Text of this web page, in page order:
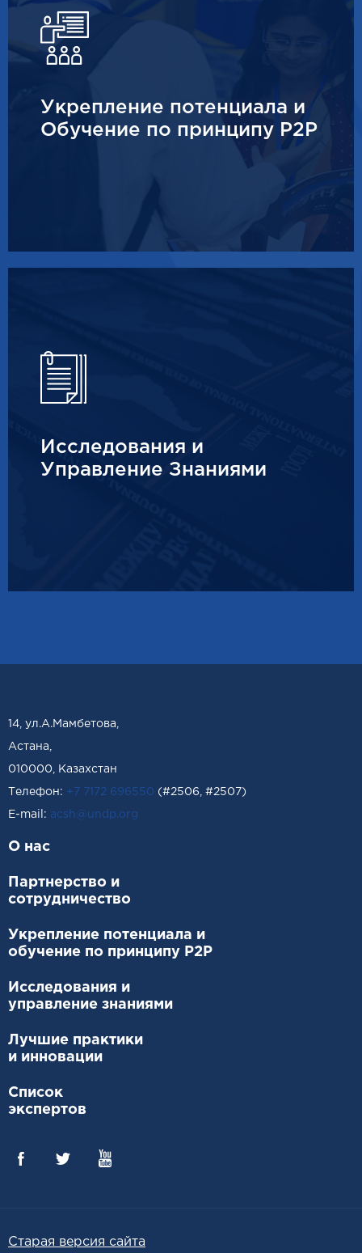
Укрепление потенциала и
Обучение по принципу P2P
Исследования и
Управление Знаниями
14, ул.А.Мамбетова,
Астана,
010000, Казахстан
Телефон: +7 7172 696550 (#2506, #2507)
Е-mail: acsh@undp.org
О нас
Партнерство и
сотрудничество
Укрепление потенциала и
обучение по принципу P2P
Исследования и
управление знаниями
Лучшие практики
и инновации
Список
экспертов
Старая версия сайта